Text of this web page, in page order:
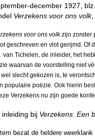
december 1927,
Verzekens voor ons volk,
voor ons volkzijn zonder
geschreven en vlot gerijmd. Of
van Tichelen, de inleider, het
waarvan de voorstelling niet
slecht gekozen is, te
populaire poëzie. Ook hierin
Verzekens nu zijn goede
inleiding bij Verzekens. Een
bezat de heldere